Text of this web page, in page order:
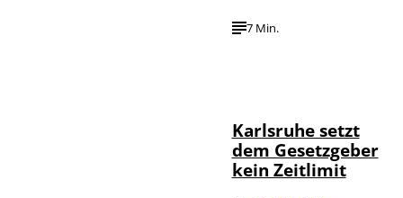
7 Min.
Karlsruhe setzt
dem Gesetzgeber
kein Zeitlimit